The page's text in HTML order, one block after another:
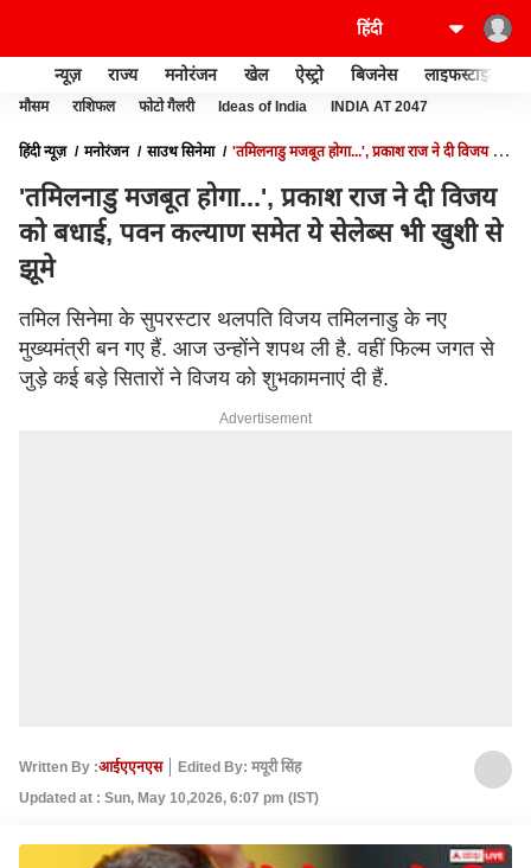
न्यूज़ राज्य मनोरंजन खेल ऐस्ट्रो बिजनेस लाइफस्टाइल
मौसम राशिफल फोटो गैलरी Ideas of India INDIA AT 2047
हिंदी न्यूज़ मनोरंजन साउथ सिनेमा
'तमिलनाडु मजबूत होगा...', प्रकाश राज ने दी विजय को
'तमिलनाडु मजबूत होगा...', प्रकाश राज ने दी विजय
को बधाई, पवन कल्याण समेत ये सेलेब्स भी खुशी से
झूमे
तमिल सिनेमा के सुपरस्टार थलपति विजय तमिलनाडु के नए
मुख्यमंत्री बन गए हैं. आज उन्होंने शपथ ली है. वहीं फिल्म जगत से
जुड़े कई बड़े सितारों ने विजय को शुभकामनाएं दी हैं.
Advertisement
Written By :आईएएनएस
Edited By: मयूरी सिंह
Updated at : Sun, May 10,2026, 6:07 pm (IST)